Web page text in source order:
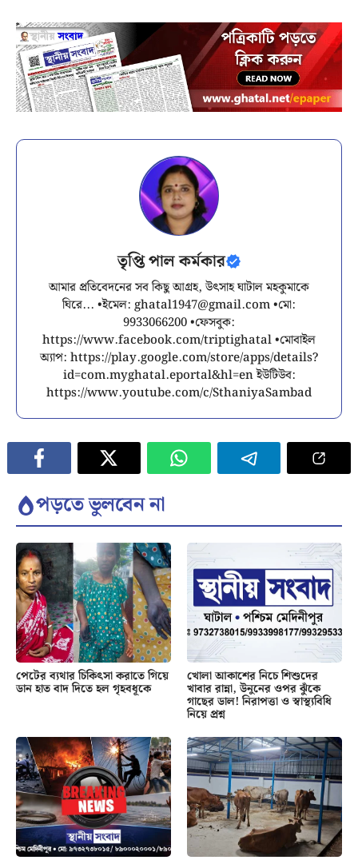
তৃপ্তি পাল কর্মকার
আমার প্রতিবেদনের সব কিছু আগ্রহ, উৎসাহ ঘাটাল মহকুমাকে
ঘিরে... •ইমেল: ghatal1947@gmail.com•মো:
9933066200 •ফেসবুক:
https://www.facebook.com/triptighatal •মোবাইল
অ্যাপ: https://play.google.com/store/apps/details?
id=com.myghatal.eportal&hl=en ইউটিউব:
https://www.youtube.com/c/SthaniyaSambad
পড়তে ভুলবেন না
পেটের ব্যথার চিকিৎসা করাতে গিয়ে
ডান হাত বাদ দিতে হল গৃহবধূকে
খোলা আকাশের নিচে শিশুদের
খাবার রান্না, উনুনের ওপর ঝুঁকে
গাছের ডাল! নিরাপত্তা ও স্বাস্থ্যবিধি
নিয়ে প্রশ্ন